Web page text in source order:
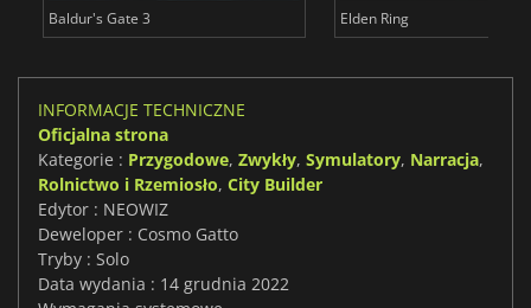
Baldur's Gate 3 Elden Ring
INFORMACJE TECHNICZNE
Oficjalna strona
Kategorie : Przygodowe, Zwykły, Symulatory, Narracja,
Rolnictwo i Rzemiosło, City Builder
Edytor : NEOWIZ
Deweloper : Cosmo Gatto
Tryby : Solo
Data wydania : 14 grudnia 2022